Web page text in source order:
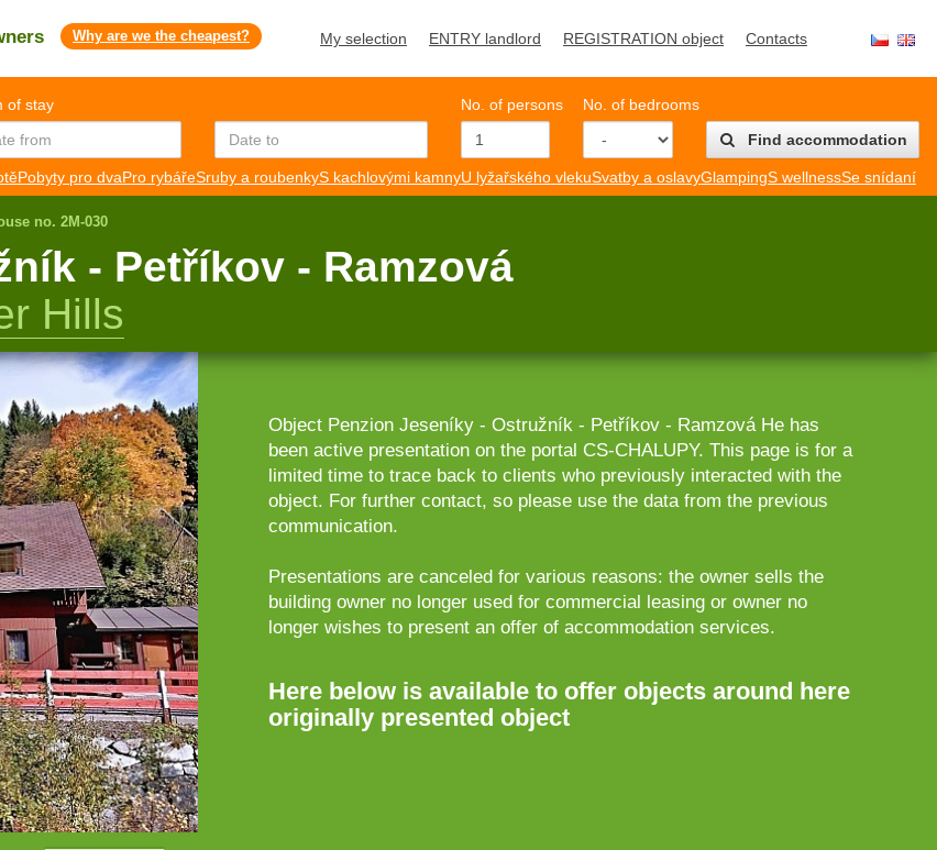
Why are we the cheapest? My selection ENTRY landlord REGISTRATION object Contacts
of stay No. of persons
No. of bedrooms
Find accommodation
Pobyty pro dvaPro rybářeSruby a roubenkyS kachlovými kamnyU lyžařského vlekuSvatby a oslavyGlampingS wellnessSe snídaní
no. 2M-030
- Petříkov - Ramzová
Hills
Object Penzion Jeseníky - Ostružník - Petříkov - Ramzová He has
been active presentation on the portal CS-CHALUPY. This page is for a
limited time to trace back to clients who previously interacted with the
object. For further contact, so please use the data from the previous
communication.
Presentations are canceled for various reasons: the owner sells the
building owner no longer used for commercial leasing or owner no
longer wishes to present an offer of accommodation services.
Here below is available to offer objects around here
originally presented object